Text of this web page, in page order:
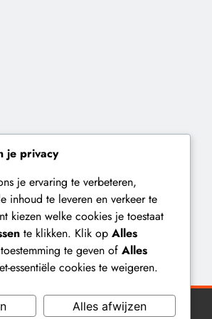
je privacy
je ervaring te verbeteren,
inhoud te leveren en verkeer te
kiezen welke cookies je toestaat
te klikken. Klik op Alles
te geven of Alles
essentiële cookies te weigeren.
Alles afwijzen